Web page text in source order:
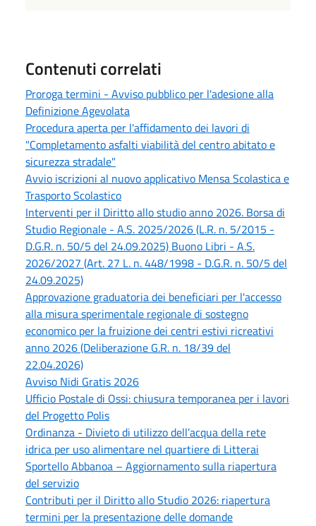
Contenuti correlati
Proroga termini - Avviso pubblico per l'adesione alla
Definizione Agevolata
Procedura aperta per l'affidamento dei lavori di
"Completamento asfalti viabilità del centro abitato e
sicurezza stradale"
Avvio iscrizioni al nuovo applicativo Mensa Scolastica e
Trasporto Scolastico
Interventi per il Diritto allo studio anno 2026. Borsa di
Studio Regionale - A.S. 2025/2026 (L.R. n. 5/2015 -
D.G.R. n. 50/5 del 24.09.2025) Buono Libri - A.S.
2026/2027 (Art. 27 L. n. 448/1998 - D.G.R. n. 50/5 del
24.09.2025)
Approvazione graduatoria dei beneficiari per l'accesso
alla misura sperimentale regionale di sostegno
economico per la fruizione dei centri estivi ricreativi
anno 2026 (Deliberazione G.R. n. 18/39 del
22.04.2026)
Avviso Nidi Gratis 2026
Ufficio Postale di Ossi: chiusura temporanea per i lavori
del Progetto Polis
Ordinanza - Divieto di utilizzo dell’acqua della rete
idrica per uso alimentare nel quartiere di Litterai
Sportello Abbanoa – Aggiornamento sulla riapertura
del servizio
Contributi per il Diritto allo Studio 2026: riapertura
termini per la presentazione delle domande